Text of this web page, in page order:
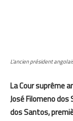
L’ancien président
La Cour suprême
José Filomeno
dos Santos,